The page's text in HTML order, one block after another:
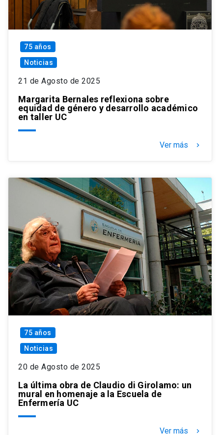
75 años
Noticias
21 de Agosto de 2025
Margarita Bernales reflexiona sobre
equidad de género y desarrollo académico
en taller UC
Ver más keyboard_arrow_right
75 años
Noticias
20 de Agosto de 2025
La última obra de Claudio di Girolamo: un
mural en homenaje a la Escuela de
Enfermería UC
Ver más keyboard_arrow_right